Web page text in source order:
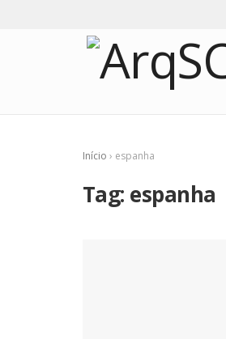
Início › espanha
Tag: espanha